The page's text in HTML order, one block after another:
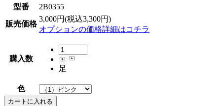
型番 2B0355
販売価格
3,000円(税込3,300円)
オプションの価格詳細はコチラ
購入数
足
色